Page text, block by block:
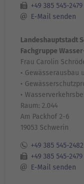
+49 385 545-2479
E-Mail senden
Landeshauptstadt
Fachgruppe
Frau Carolin
• Gewässerausbau
•
•
Raum: 2.044
Am Packhof 2-6
19053 Schwerin
+49 385 545-2482
+49 385 545-2479
E-Mail senden